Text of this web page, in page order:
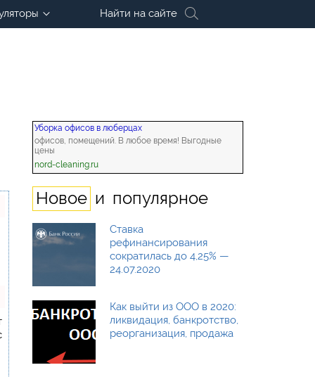
Найти на сайте
Уборка офисов в люберцах
офисов, помещений. В любое время! Выгодные
цены
nord-cleaning.ru
Новое и популярное
Ставка
рефинансирования
сократилась до 4,25% —
24.07.2020
Как выйти из ООО в 2020:
ликвидация, банкротство,
реорганизация, продажа